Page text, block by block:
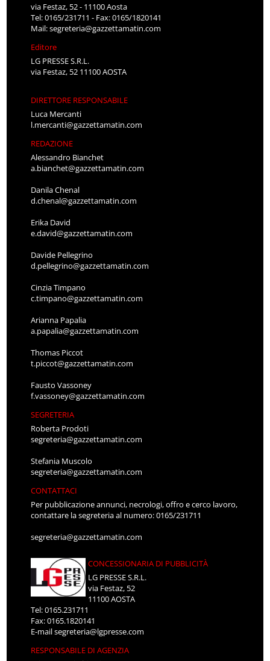
via Festaz, 52 - 11100 Aosta
Tel: 0165/231711 - Fax: 0165/1820141
Mail:segreteria@gazzettamatin.com
Editore
LG PRESSE S.R.L.
via Festaz, 52 11100 AOSTA
DIRETTORE RESPONSABILE
Luca Mercanti
l.mercanti@gazzettamatin.com
REDAZIONE
Alessandro Bianchet
a.bianchet@gazzettamatin.com
Danila Chenal
d.chenal@gazzettamatin.com
Erika David
e.david@gazzettamatin.com
Davide Pellegrino
d.pellegrino@gazzettamatin.com
Cinzia Timpano
c.timpano@gazzettamatin.com
Arianna Papalia
a.papalia@gazzettamatin.com
Thomas Piccot
t.piccot@gazzettamatin.com
Fausto Vassoney
f.vassoney@gazzettamatin.com
SEGRETERIA
Roberta Prodoti
segreteria@gazzettamatin.com
Stefania Muscolo
segreteria@gazzettamatin.com
CONTATTACI
Per pubblicazione annunci, necrologi, offro e cerco lavoro,
contattare la segreteria al numero: 0165/231711
segreteria@gazzettamatin.com
CONCESSIONARIA DI PUBBLICITÀ
LG PRESSE S.R.L.
via Festaz, 52
11100 AOSTA
Tel: 0165.231711
Fax: 0165.1820141
E-mailsegreteria@lgpresse.com
RESPONSABILE DI AGENZIA